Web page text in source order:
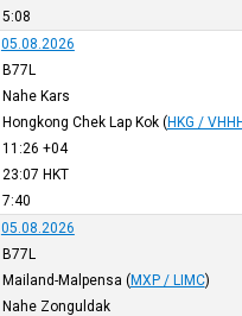
5:08
05.08.2026
B77L
Nahe Kars
Hongkong Chek Lap Kok (HKG /
11:26 +04
23:07 HKT
7:40
05.08.2026
B77L
Mailand-Malpensa (MXP / LIMC)
Nahe Zonguldak